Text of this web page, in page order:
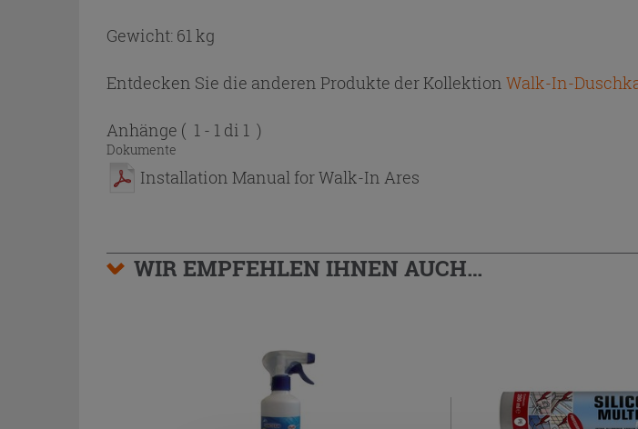
Gewicht: 61 kg
Entdecken Sie die anderen Produkte der Kollektion Walk-In-
Anhänge ( 1 - 1 di 1 )
Dokumente
Installation Manual for Walk-In Ares
WIR EMPFEHLEN IHNEN AUCH…